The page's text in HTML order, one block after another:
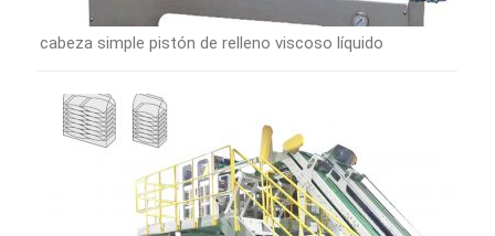
cabeza simple pistón de relleno viscoso líquido